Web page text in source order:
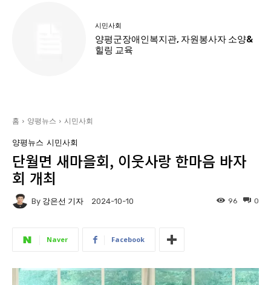
시민사회
양평군장애인복지관, 자원봉사자 소양&
힐링 교육